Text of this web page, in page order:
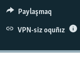
Paylaşmaq
VPN-siz oquñız